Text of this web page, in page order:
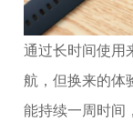
通过长时间使用
航，但换来的体
能持续一周时间